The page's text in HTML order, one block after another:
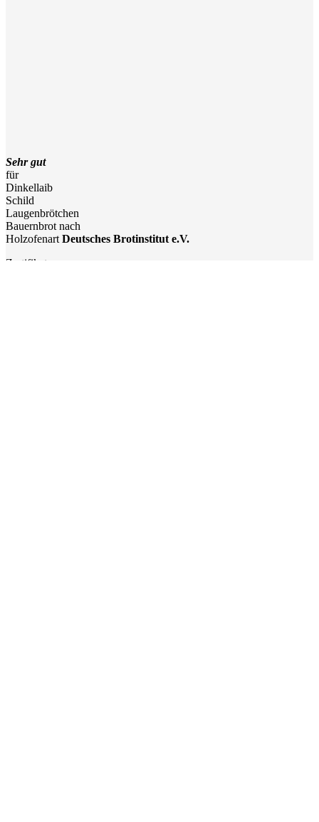
Sehr gut
für
Dinkellaib
Schild
Laugenbrötchen
Bauernbrot nach
Holzofenart Deutsches Brotinstitut e.V.
Zertifikat